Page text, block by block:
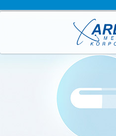
PAR MUMS
PRIVĀTUMA POLITIKA